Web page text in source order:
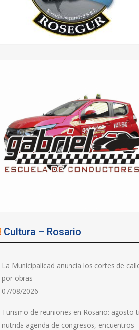
Carlos Baini
Cultura – Rosario
La Municipalidad anuncia los cortes de
por obras
07/08/2026
Turismo de reuniones en Rosario: agosto
nutrida agenda de congresos, encuentros